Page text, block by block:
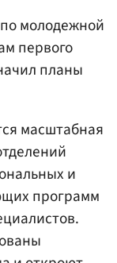
по молодежной
первого
планы
масштабная
и
программ